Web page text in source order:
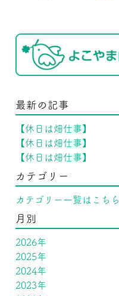
最新の記事
【休日は畑仕事】
【休日は畑仕事】
【休日は畑仕事】
カテゴリー
カテゴリー一覧はこちら
月別
2026年
2025年
2024年
2023年